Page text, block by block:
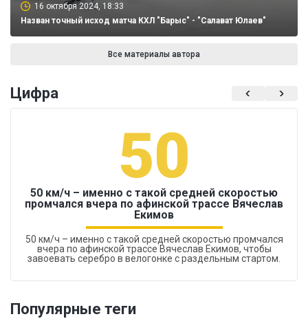
16 октября 2024, 18:33
Назван точный исход матча КХЛ "Барыс" - "Салават Юлаев"
Все материалы автора
Цифра
50
50 км/ч – именно с такой средней скоростью
промчался вчера по афинской трассе Вячеслав
Екимов
50 км/ч – именно с такой средней скоростью промчался
вчера по афинской трассе Вячеслав Екимов, чтобы
завоевать серебро в велогонке с раздельным стартом.
Популярные теги